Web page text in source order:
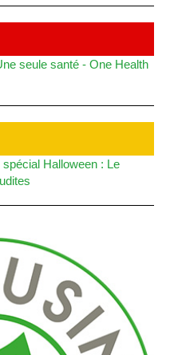
seule santé - One Health
Halloween : Le